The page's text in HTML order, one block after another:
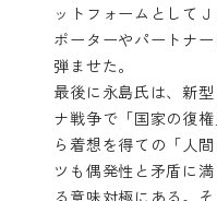
ットフォームとして
ポーターやパートナ
弾ませた。
最後に永島氏は、新
ナ戦争で「国家の復
ら着想を得ての「人
ツも偶発性と矛盾に